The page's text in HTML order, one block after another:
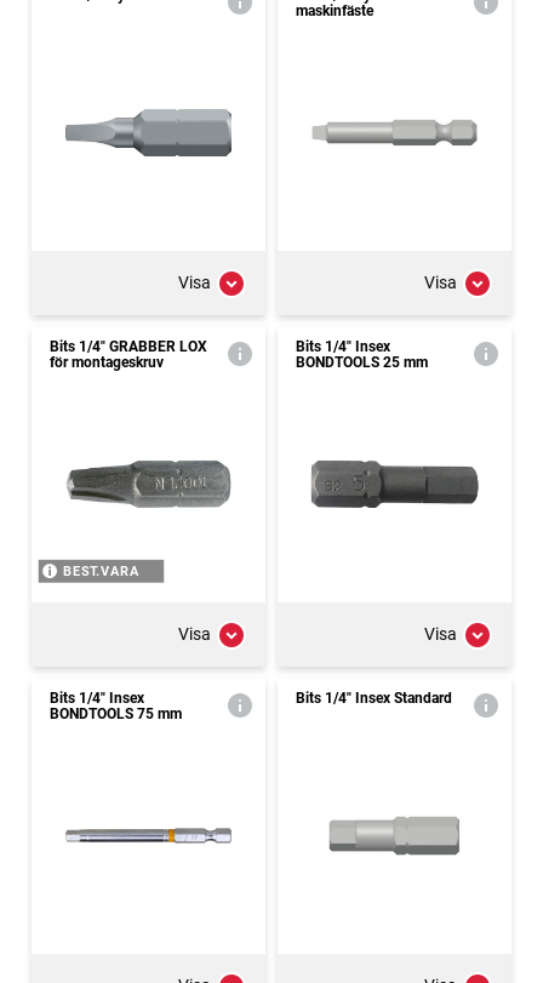
Visa
maskinfäste
Visa
Bits 1/4" GRABBER LOX
för montageskruv
BEST.VARA
Visa
Bits 1/4" Insex
BONDTOOLS 25 mm
Visa
Bits 1/4" Insex
BONDTOOLS 75 mm
Bits 1/4" Insex Standard